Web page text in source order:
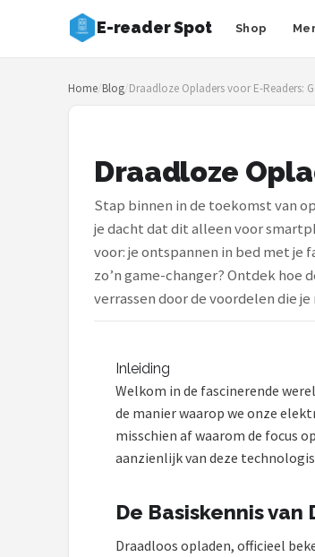
E-reader Spot Shop
Zoeken
NAVIGATIE
E-readers
POPULAIRE MERKEN
Home/Blog/Draadloze Opladers voor E-Readers:
Draadloze
Stap binnen in de toekomst van
je dacht dat dit alleen voor
voor: je ontspannen in bed met je
zo’n game-changer? Ontdek
verrassen door de voordelen die
Inleiding
Welkom in de fascinerende
de manier waarop we onze
misschien af waarom de focus
aanzienlijk van deze
De Basiskennis
Draadloos opladen, officieel